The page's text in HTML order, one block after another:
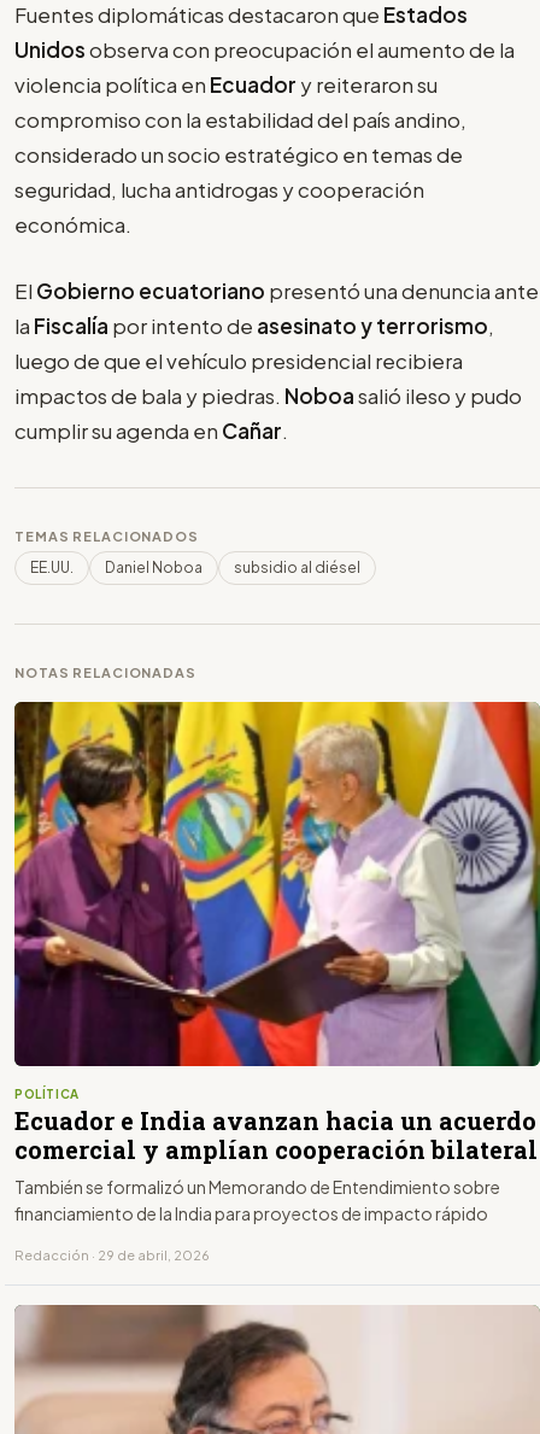
Fuentes diplomáticas destacaron que Estados
Unidosobserva con preocupación el aumento de la
violencia política en Ecuador y reiteraron su
compromiso con la estabilidad del país andino,
considerado un socio estratégico en temas de
seguridad, lucha antidrogas y cooperación
económica.
El Gobierno ecuatoriano presentó una denuncia ante
la Fiscalía por intento de asesinato y terrorismo,
luego de que el vehículo presidencial recibiera
impactos de bala y piedras. Noboasalió ileso y pudo
cumplir su agenda en Cañar.
TEMAS RELACIONADOS
EE.UU. Daniel Noboa subsidio al diésel
NOTAS RELACIONADAS
POLÍTICA
Ecuador e India avanzan hacia un acuerdo
comercial y amplían cooperación bilateral
También se formalizó un Memorando de Entendimiento sobre
financiamiento de la India para proyectos de impacto rápido
Redacción · 29 de abril, 2026